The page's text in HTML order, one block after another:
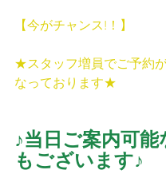
【今がチャンス!！】
★スタッフ増員でご予約
なっております★
♪当日ご案内可能
もございます♪